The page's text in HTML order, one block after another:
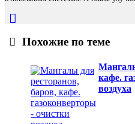
Похожие по теме
кафе.
воздуха